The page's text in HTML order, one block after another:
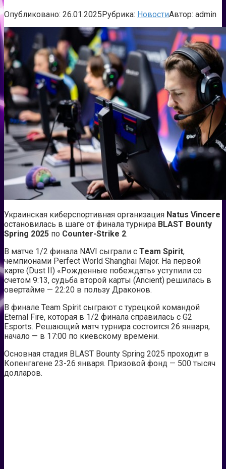
Опубликовано: 26.01.2025Рубрика: НовостиАвтор: admin
Украинская киберспортивная организация Natus Vincere
остановилась в шаге от финала турнира BLAST Bounty
Spring 2025 по Counter-Strike 2.
В матче 1/2 финала NAVI сыграли с Team Spirit,
чемпионами Perfect World Shanghai Major. На первой
карте (Dust II) «Рожденные побеждать» уступили со
счетом 9:13, судьба второй карты (Ancient) решилась в
овертайме — 22:20 в пользу Драконов.
В финале Team Spirit сыграют с турецкой командой
Eternal Fire, которая в 1/2 финала справилась с G2
Esports. Решающий матч турнира состоится 26 января,
начало — в 17:00 по киевскому времени.
Основная стадия BLAST Bounty Spring 2025 проходит в
Копенгагене 23-26 января. Призовой фонд — 500 тысяч
долларов.